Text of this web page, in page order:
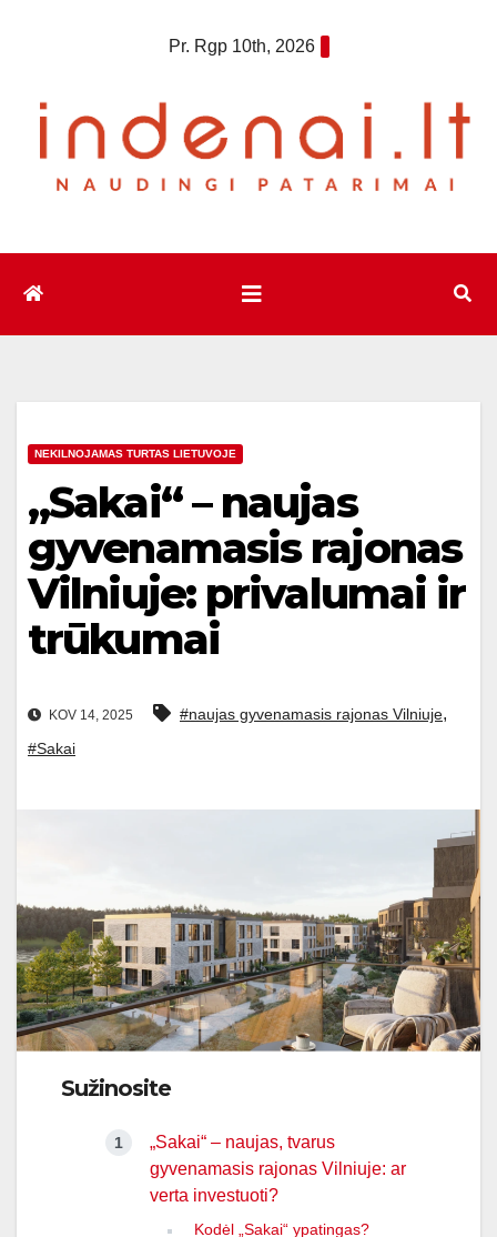
Pr. Rgp 10th, 2026
NEKILNOJAMAS TURTAS LIETUVOJE
„Sakai“ – naujas
gyvenamasis rajonas
Vilniuje: privalumai ir
trūkumai
KOV 14, 2025 #naujas gyvenamasis rajonas Vilniuje,
#Sakai
Sužinosite
„Sakai“ – naujas, tvarus
gyvenamasis rajonas Vilniuje: ar
verta investuoti?
Kodėl „Sakai“ ypatingas?